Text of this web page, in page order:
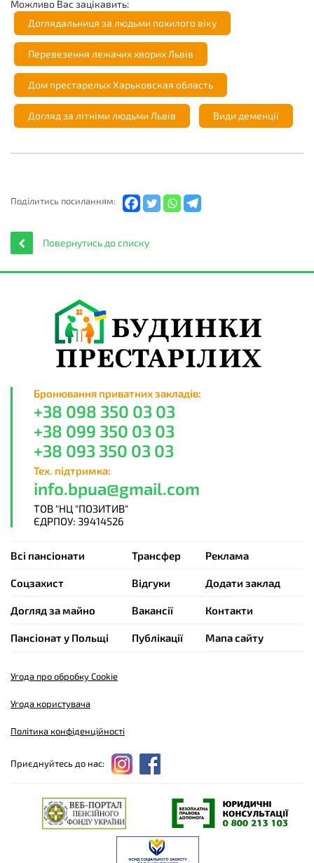
Можливо Вас зацікавить:
Доглядальниця за людьми похилого віку
Перевезення лежачих хворих Львів
Дом престарелых Харьковская область
Догляд за літніми людьми Львів Види деменції
Подiлитись посиланням:
Повернутись до списку
Всі пансіонати
Cоцзахист
Догляд за майно
Пансіонат у Польщі
Трансфер
Відгуки
Вакансії
Публікації
Реклама
Додати заклад
Контакти
Мапа сайту
Бронювання приватних закладів:
+38 098 350 03 03
+38 099 350 03 03
+38 093 350 03 03
Тех. підтримка:
info.bpua@gmail.com
ТОВ "НЦ "ПОЗИТИВ"
ЄДРПОУ: 39414526
Угода про обробку Cookie
Угода користувача
Політика конфіденційності
Приєднуйтесь до нас: